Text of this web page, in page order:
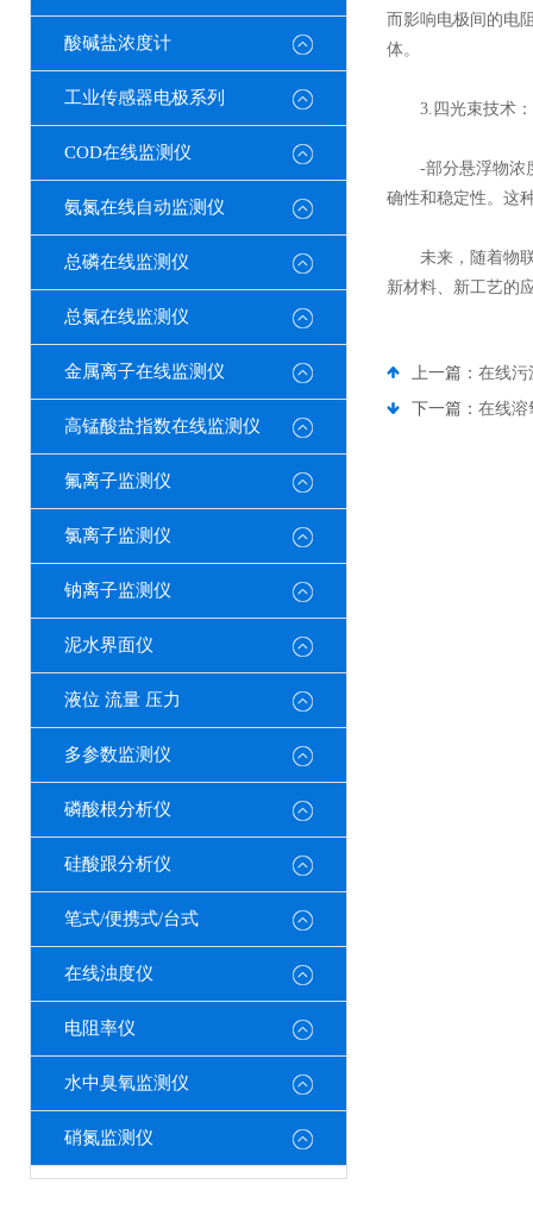
酸碱盐浓度计
工业传感器电极系列
COD在线监测仪
氨氮在线自动监测仪
总磷在线监测仪
总氮在线监测仪
金属离子在线监测仪
高锰酸盐指数在线监测仪
氟离子监测仪
氯离子监测仪
钠离子监测仪
泥水界面仪
液位 流量 压力
多参数监测仪
磷酸根分析仪
硅酸跟分析仪
笔式/便携式/台式
在线浊度仪
电阻率仪
水中臭氧监测仪
硝氮监测仪
而影响电极间的电
体。
3.四光束技术：
-部分悬浮物浓度
确性和稳定性。这
未来，随着物联
新材料、新工艺的
上一篇： 在线污
下一篇： 在线溶